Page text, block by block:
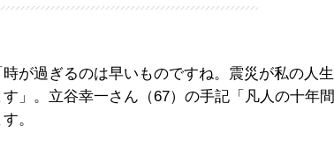
時が過ぎるのは早いものですね。震災が私の人
す」。立谷幸一さん（67）の手記「凡人の十年
。